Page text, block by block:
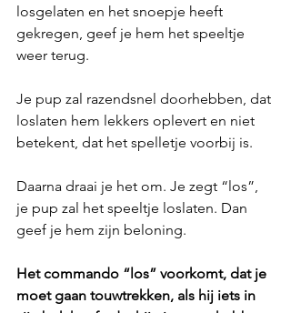
losgelaten en het snoepje heeft
gekregen, geef je hem het speeltje
weer terug.
Je pup zal razendsnel doorhebben, dat
loslaten hem lekkers oplevert en niet
betekent, dat het spelletje voorbij is.
Daarna draai je het om. Je zegt “los”,
je pup zal het speeltje loslaten. Dan
geef je hem zijn beloning.
Het commando “los” voorkomt, dat je
moet gaan touwtrekken, als hij iets in